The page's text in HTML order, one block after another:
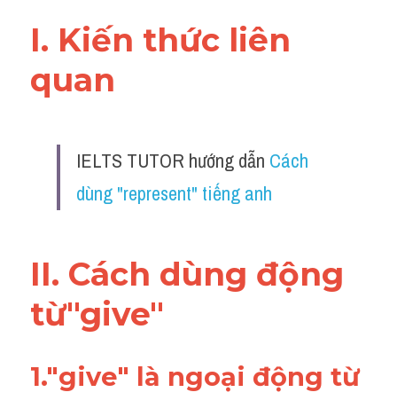
I. Kiến thức liên
quan
IELTS TUTOR hướng dẫn Cách
dùng "represent" tiếng anh
II. Cách dùng động
từ"give"
1."give" là ngoại động từ